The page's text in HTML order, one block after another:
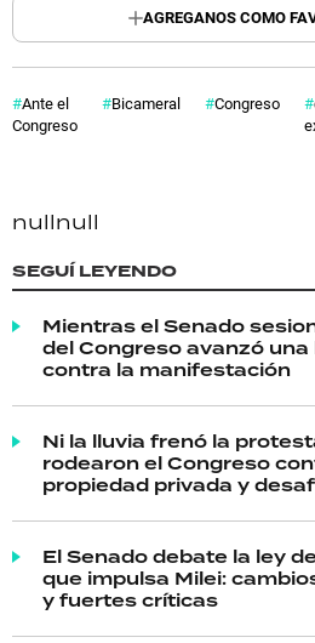
AGREGANOS COMO
Ante el
Congreso
Bicameral Congreso
nullnull
SEGUÍ LEYENDO
Mientras el Senado
del Congreso avanzó
contra la manifestación
Ni la lluvia frenó la
rodearon el Congreso
propiedad privada y
El Senado debate la ley
que impulsa Milei:
y fuertes críticas